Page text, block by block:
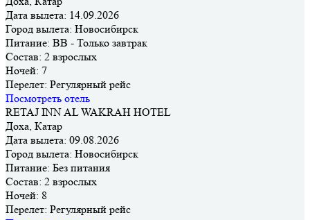
Дата вылета: 14.09.2026
Город вылета: Новосибирск
Питание: BB - Только завтрак
Состав: 2 взрослых
Ночей: 7
Перелет: Регулярный рейс
Посмотреть отель
RETAJ INN AL WAKRAH HOTEL
Доха, Катар
Дата вылета: 09.08.2026
Город вылета: Новосибирск
Питание: Без питания
Состав: 2 взрослых
Ночей: 8
Перелет: Регулярный рейс